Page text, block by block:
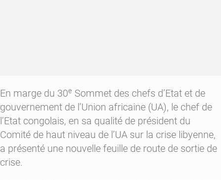
En marge du 30e Sommet des chefs d’Etat et de
gouvernement de l’Union africaine (UA), le chef de
l’Etat congolais, en sa qualité de président du
Comité de haut niveau de l’UA sur la crise libyenne,
a présenté une nouvelle feuille de route de sortie de
crise.